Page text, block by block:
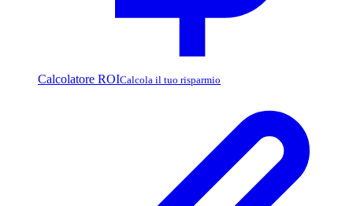
Calcolatore ROICalcola il tuo risparmio